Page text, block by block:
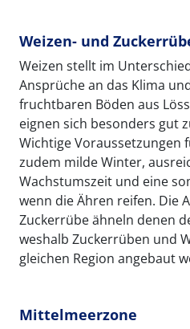
Weizen- und
Weizen stellt im
Ansprüche an das Klima
fruchtbaren Böden aus
eignen sich besonders gut
Wichtige Voraussetzungen
zudem milde Winter,
Wachstumszeit und eine
wenn die Ähren reifen. Die
Zuckerrübe ähneln denen
weshalb Zuckerrüben und
gleichen Region angebaut
Mittelmeerzone